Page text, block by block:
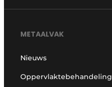
METAALVAK
Nieuws
Oppervlaktebehandeling